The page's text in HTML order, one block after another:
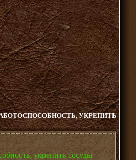
УКРЕПИТЬ
укрепить сосуды